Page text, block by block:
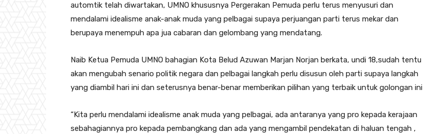
automtik telah diwartakan, UMNO khususnya Pergerakan Pemuda perlu terus menyusuri dan
mendalami idealisme anak-anak muda yang pelbagai supaya perjuangan parti terus mekar dan
berupaya menempuh apa jua cabaran dan gelombang yang mendatang.
Naib Ketua Pemuda UMNO bahagian Kota Belud Azuwan Marjan Norjan berkata, undi 18,sudah tentu
akan mengubah senario politik negara dan pelbagai langkah perlu disusun oleh parti supaya langkah
yang diambil hari ini dan seterusnya benar-benar memberikan pilihan yang terbaik untuk golongan ini
“Kita perlu mendalami idealisme anak muda yang pelbagai, ada antaranya yang pro kepada kerajaan
sebahagiannya pro kepada pembangkang dan ada yang mengambil pendekatan di haluan tengah ,